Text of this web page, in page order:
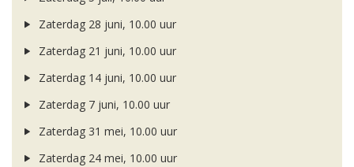
Zaterdag 28 juni, 10.00 uur
Zaterdag 21 juni, 10.00 uur
Zaterdag 14 juni, 10.00 uur
Zaterdag 7 juni, 10.00 uur
Zaterdag 31 mei, 10.00 uur
Zaterdag 24 mei, 10.00 uur